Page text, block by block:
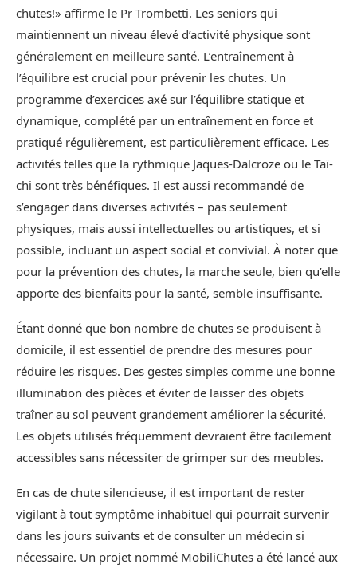
chutes!» affirme le Pr Trombetti. Les seniors qui
maintiennent un niveau élevé d’activité physique sont
généralement en meilleure santé. L’entraînement à
l’équilibre est crucial pour prévenir les chutes. Un
programme d’exercices axé sur l’équilibre statique et
dynamique, complété par un entraînement en force et
pratiqué régulièrement, est particulièrement efficace. Les
activités telles que la rythmique Jaques-Dalcroze ou le Taï-
chi sont très bénéfiques. Il est aussi recommandé de
s’engager dans diverses activités – pas seulement
physiques, mais aussi intellectuelles ou artistiques, et si
possible, incluant un aspect social et convivial. À noter que
pour la prévention des chutes, la marche seule, bien qu’elle
apporte des bienfaits pour la santé, semble insuffisante.
Étant donné que bon nombre de chutes se produisent à
domicile, il est essentiel de prendre des mesures pour
réduire les risques. Des gestes simples comme une bonne
illumination des pièces et éviter de laisser des objets
traîner au sol peuvent grandement améliorer la sécurité.
Les objets utilisés fréquemment devraient être facilement
accessibles sans nécessiter de grimper sur des meubles.
En cas de chute silencieuse, il est important de rester
vigilant à tout symptôme inhabituel qui pourrait survenir
dans les jours suivants et de consulter un médecin si
nécessaire. Un projet nommé MobiliChutes a été lancé aux